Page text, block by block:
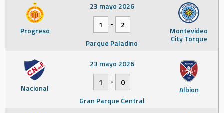
Progreso Montevideo
City Torque
23 mayo 2026
1
-
2
Parque Paladino
Nacional Albion
23 mayo 2026
1
-
0
Gran Parque Central